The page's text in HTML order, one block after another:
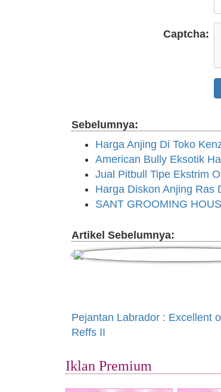
Captcha:
Sebelumnya:
Harga Anjing Di Toko
American Bully Eksotik
Jual Pitbull Tipe Ekstrim
Harga Diskon Anjing Ras
SANT GROOMING
Artikel Sebelumnya:
Pejantan Labrador : Excellent
Reffs II
Iklan Premium